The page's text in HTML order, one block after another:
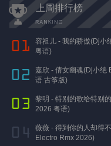
上周排行榜
容祖儿 - 我的骄傲(Dj小
粤语)
嘉欣 - 倩女幽魂(Dj小绝
语 古筝版)
黎明 - 特别的歌给特别
2026 粤语)
薇薇 - 得到你的人却得
Electro Rmx 2026)